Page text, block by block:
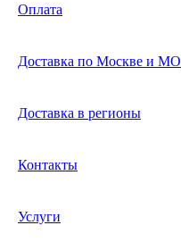
Оплата
Доставка по Москве и МО
Доставка в регионы
Контакты
Услуги